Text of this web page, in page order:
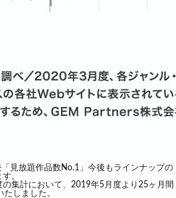
見放題作品数No.1」今後もラインナップの
。
集計において、2019年5月度より25ヶ月間
しました。